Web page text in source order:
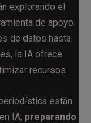
explorando el
de apoyo.
de datos hasta
la IA ofrece
recursos.
están
IA, preparando